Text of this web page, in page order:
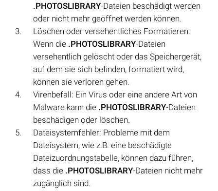
.PHOTOSLIBRARY-Dateien beschädigt werden
oder nicht mehr geöffnet werden können.
Löschen oder versehentliches Formatieren:
Wenn die .PHOTOSLIBRARY-Dateien
versehentlich gelöscht oder das Speichergerät,
auf dem sie sich befinden, formatiert wird,
können sie verloren gehen.
Virenbefall: Ein Virus oder eine andere Art von
Malware kann die .PHOTOSLIBRARY-Dateien
beschädigen oder löschen.
Dateisystemfehler: Probleme mit dem
Dateisystem, wie z.B. eine beschädigte
Dateizuordnungstabelle, können dazu führen,
dass die .PHOTOSLIBRARY-Dateien nicht mehr
zugänglich sind.